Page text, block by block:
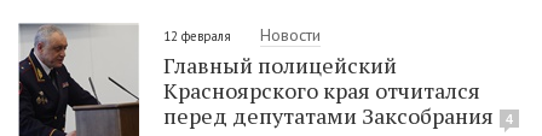
12 февраля Новости
Главный полицейский
Красноярского края отчитался
перед депутатами Заксобрания
4